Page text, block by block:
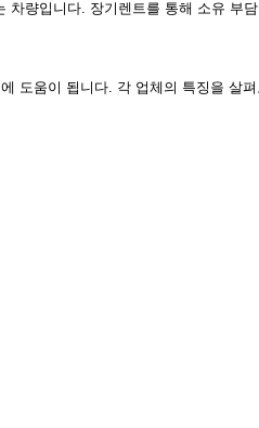
량입니다. 장기렌트를 통해 소유 부
도움이 됩니다. 각 업체의 특징을 살